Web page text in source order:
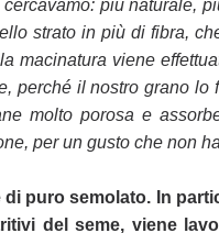
più naturale,
strato in più di fibra,
macinatura viene
perché il nostro grano lo
molto porosa e
per un gusto che non
di puro semolato. In
delseme, viene